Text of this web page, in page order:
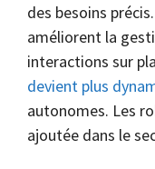
des besoins
améliorent la
interactions sur
devient plus
autonomes. Les
ajoutée dans le